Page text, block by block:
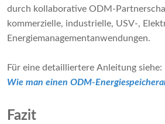
durch kollaborative ODM-
kommerzielle, industrielle, USV-,
Energiemanagementanwendungen.
Für eine detailliertere Anleitung siehe:
Wie man einen ODM-
Fazit